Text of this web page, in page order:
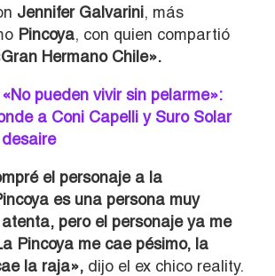
Jennifer Galvarini, más
Pincoya, con quien compartió
Hermano Chile».
«No pueden vivir sin pelarme»:
a Coni Capelli y Suro Solar
el personaje a la
es una persona muy
pero el personaje ya me
Pincoya me cae pésimo, la
la raja», dijo el ex chico reality.